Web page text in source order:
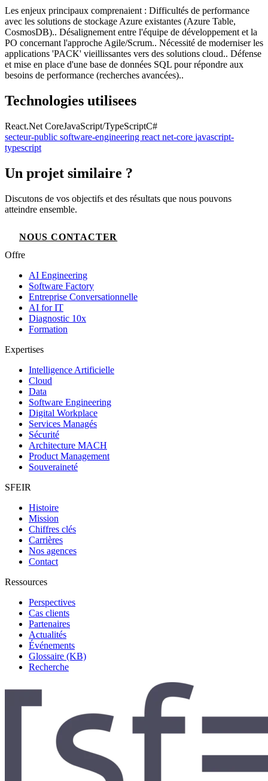
Les enjeux principaux comprenaient : Difficultés de performance
avec les solutions de stockage Azure existantes (Azure Table,
CosmosDB).. Désalignement entre l'équipe de développement et la
PO concernant l'approche Agile/Scrum.. Nécessité de moderniser les
applications 'PACK' vieillissantes vers des solutions cloud.. Défense
et mise en place d'une base de données SQL pour répondre aux
besoins de performance (recherches avancées)..
Technologies utilisees
React.Net CoreJavaScript/TypeScriptC#
secteur-public software-engineering react net-core javascript-
typescript
Un projet similaire ?
Discutons de vos objectifs et des résultats que nous pouvons
atteindre ensemble.
NOUS CONTACTER
Offre
AI Engineering
Software Factory
Entreprise Conversationnelle
AI for IT
Diagnostic 10x
Formation
Expertises
Intelligence Artificielle
Cloud
Data
Software Engineering
Digital Workplace
Services Managés
Sécurité
Architecture MACH
Product Management
Souveraineté
SFEIR
Histoire
Mission
Chiffres clés
Carrières
Nos agences
Contact
Ressources
Perspectives
Cas clients
Partenaires
Actualités
Événements
Glossaire (KB)
Recherche